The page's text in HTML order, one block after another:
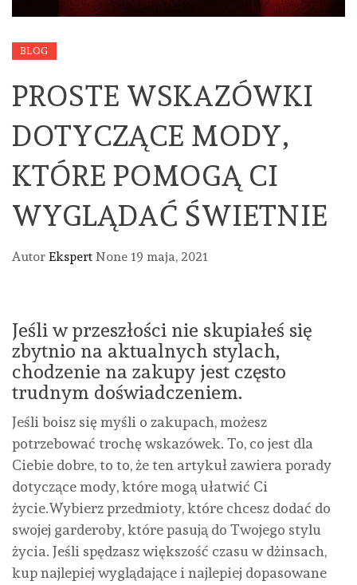
BLOG
PROSTE WSKAZÓWKI
DOTYCZĄCE MODY,
KTÓRE POMOGĄ CI
WYGLĄDAĆ ŚWIETNIE
Autor Ekspert None 19 maja, 2021
Jeśli w przeszłości nie skupiałeś się
zbytnio na aktualnych stylach,
chodzenie na zakupy jest często
trudnym doświadczeniem.
Jeśli boisz się myśli o zakupach, możesz
potrzebować trochę wskazówek. To, co jest dla
Ciebie dobre, to to, że ten artykuł zawiera porady
dotyczące mody, które mogą ułatwić Ci
życie.Wybierz przedmioty, które chcesz dodać do
swojej garderoby, które pasują do Twojego stylu
życia. Jeśli spędzasz większość czasu w dżinsach,
kup najlepiej wyglądające i najlepiej dopasowane